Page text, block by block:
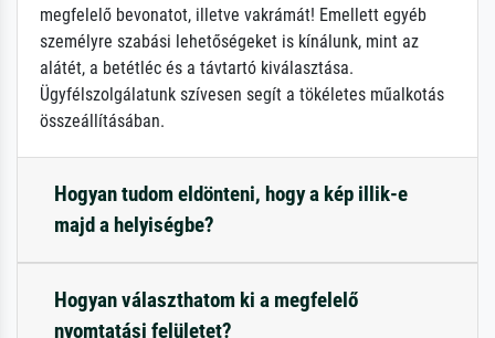
megfelelő bevonatot, illetve vakrámát! Emellett egyéb
személyre szabási lehetőségeket is kínálunk, mint az
alátét, a betétléc és a távtartó kiválasztása.
Ügyfélszolgálatunk szívesen segít a tökéletes műalkotás
összeállításában.
Hogyan tudom eldönteni, hogy a kép illik-e
majd a helyiségbe?
Hogyan választhatom ki a megfelelő
nyomtatási felületet?